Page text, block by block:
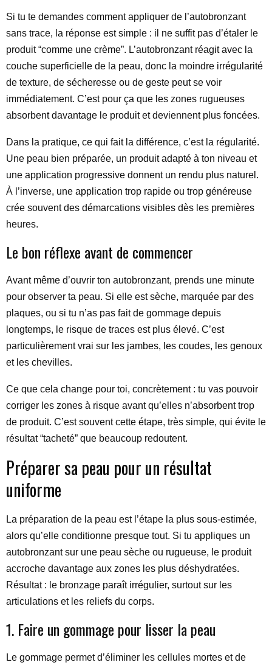
Si tu te demandes comment appliquer de l’autobronzant
sans trace, la réponse est simple : il ne suffit pas d’étaler le
produit “comme une crème”. L’autobronzant réagit avec la
couche superficielle de la peau, donc la moindre irrégularité
de texture, de sécheresse ou de geste peut se voir
immédiatement. C’est pour ça que les zones rugueuses
absorbent davantage le produit et deviennent plus foncées.
Dans la pratique, ce qui fait la différence, c’est la régularité.
Une peau bien préparée, un produit adapté à ton niveau et
une application progressive donnent un rendu plus naturel.
À l’inverse, une application trop rapide ou trop généreuse
crée souvent des démarcations visibles dès les premières
heures.
Le bon réflexe avant de commencer
Avant même d’ouvrir ton autobronzant, prends une minute
pour observer ta peau. Si elle est sèche, marquée par des
plaques, ou si tu n’as pas fait de gommage depuis
longtemps, le risque de traces est plus élevé. C’est
particulièrement vrai sur les jambes, les coudes, les genoux
et les chevilles.
Ce que cela change pour toi, concrètement : tu vas pouvoir
corriger les zones à risque avant qu’elles n’absorbent trop
de produit. C’est souvent cette étape, très simple, qui évite le
résultat “tacheté” que beaucoup redoutent.
Préparer sa peau pour un résultat
uniforme
La préparation de la peau est l’étape la plus sous-estimée,
alors qu’elle conditionne presque tout. Si tu appliques un
autobronzant sur une peau sèche ou rugueuse, le produit
accroche davantage aux zones les plus déshydratées.
Résultat : le bronzage paraît irrégulier, surtout sur les
articulations et les reliefs du corps.
1. Faire un gommage pour lisser la peau
Le gommage permet d’éliminer les cellules mortes et de